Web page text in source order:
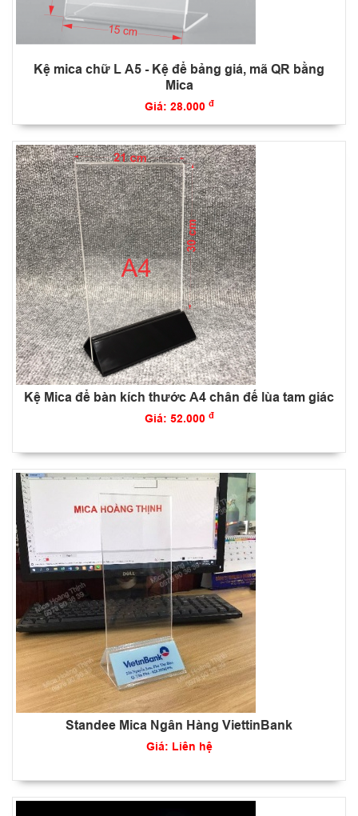
Kệ mica chữ L A5 - Kệ để bảng giá, mã QR bằng
Mica
Giá: 28.000 đ
Kệ Mica để bàn kích thước A4 chân đế lùa tam giác
Giá: 52.000 đ
Standee Mica Ngân Hàng ViettinBank
Giá: Liên hệ